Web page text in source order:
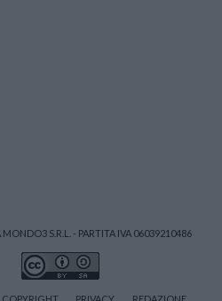
S.R.L. - PARTITA IVA 06039210486